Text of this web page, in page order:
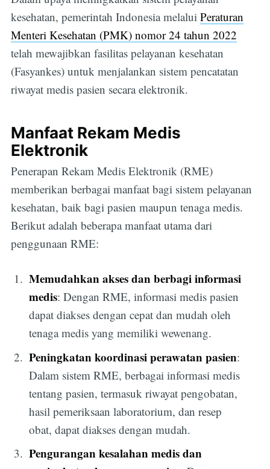
kesehatan, pemerintah Indonesia melalui Peraturan
Menteri Kesehatan (PMK) nomor 24 tahun 2022
telah mewajibkan fasilitas pelayanan kesehatan
(Fasyankes) untuk menjalankan sistem pencatatan
riwayat medis pasien secara elektronik.
Manfaat Rekam Medis
Elektronik
Penerapan Rekam Medis Elektronik (RME)
memberikan berbagai manfaat bagi sistem pelayanan
kesehatan, baik bagi pasien maupun tenaga medis.
Berikut adalah beberapa manfaat utama dari
penggunaan RME:
Memudahkan akses dan berbagi informasi
medis: Dengan RME, informasi medis pasien
dapat diakses dengan cepat dan mudah oleh
tenaga medis yang memiliki wewenang.
Peningkatan koordinasi perawatan pasien:
Dalam sistem RME, berbagai informasi medis
tentang pasien, termasuk riwayat pengobatan,
hasil pemeriksaan laboratorium, dan resep
obat, dapat diakses dengan mudah.
Pengurangan kesalahan medis dan